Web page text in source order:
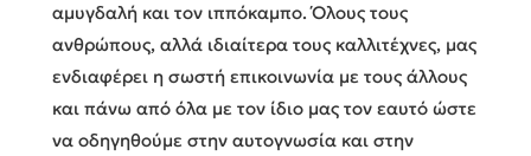
αμυγδαλή και τον ιππόκαμπο. Όλους τους
ανθρώπους, αλλά ιδιαίτερα τους καλλιτέχνες, μας
ενδιαφέρει η σωστή επικοινωνία με τους άλλους
και πάνω από όλα με τον ίδιο μας τον εαυτό ώστε
να οδηγηθούμε στην αυτογνωσία και στην